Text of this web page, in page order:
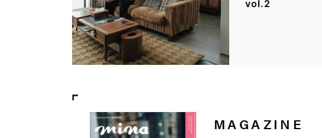
vol.2
MAGAZINE